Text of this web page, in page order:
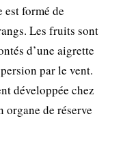
est formé de
Les fruits sont
d’une aigrette
par le vent.
développée chez
organe de réserve